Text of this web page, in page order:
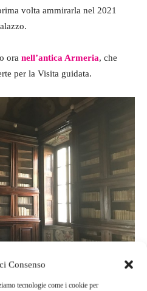
Consenso
tecnologie come i cookie per
volta ammirarla nel 2021
ora nell’antica Armeria, che
per la Visita guidata.